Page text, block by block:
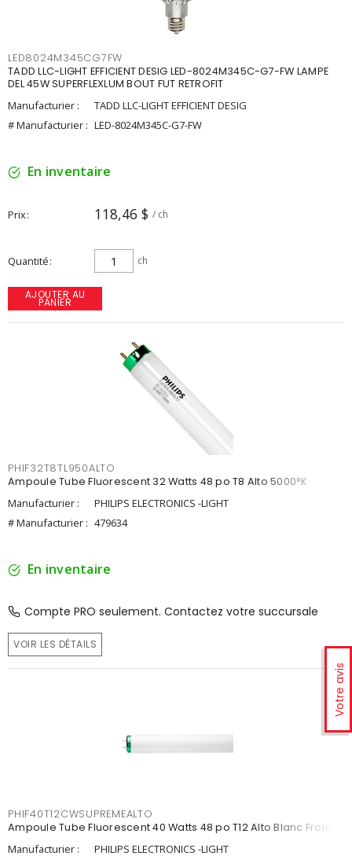
Votre avis
LED8024M345CG7FW
TADD LLC-LIGHT EFFICIENT DESIG LED-8024M345C-G7-FW LAMPE
DEL 45W SUPERFLEXLUM BOUT FUT RETROFIT
Manufacturier :
TADD LLC-LIGHT EFFICIENT DESIG
# Manufacturier : LED-8024M345C-G7-FW
En inventaire
Prix 118,46 $ / ch
Quantité ch
AJOUTER AU
PANIER
PHIF32T8TL950ALTO
Ampoule Tube Fluorescent 32 Watts 48 po T8 Alto 5000°K
Manufacturier :
PHILIPS ELECTRONICS -LIGHT
# Manufacturier : 479634
En inventaire
Compte PRO seulement. Contactez votre succursale
VOIR LES DÉTAILS
PHIF40T12CWSUPREMEALTO
Ampoule Tube Fluorescent 40 Watts 48 po T12 Alto Blanc Froid
Manufacturier :
PHILIPS ELECTRONICS -LIGHT